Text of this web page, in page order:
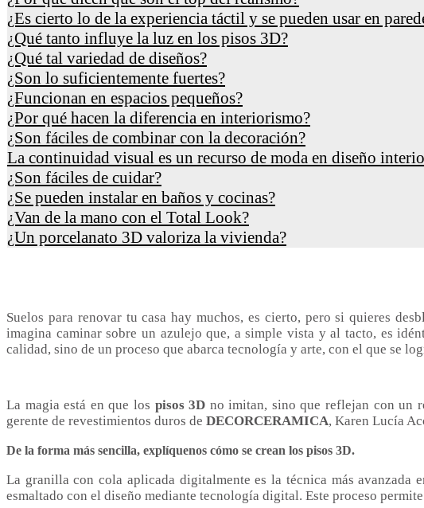
¿Es cierto lo de la experiencia táctil y se pueden usar en
¿Qué tanto influye la luz en los pisos 3D?
¿Qué tal variedad de diseños?
¿Son lo suficientemente fuertes?
¿Funcionan en espacios pequeños?
¿Por qué hacen la diferencia en interiorismo?
¿Son fáciles de combinar con la decoración?
La continuidad visual es un recurso de moda en diseño
¿Son fáciles de cuidar?
¿Se pueden instalar en baños y cocinas?
¿Van de la mano con el Total Look?
¿Un porcelanato 3D valoriza la vivienda?
Suelos para renovar tu casa hay muchos, es cierto, pero si quieres
imagina caminar sobre un azulejo que, a simple vista y al tacto, es
calidad, sino de un proceso que abarca tecnología y arte, con el que se
La magia está en que los pisos 3D no imitan, sino que reflejan con un
gerente de revestimientos duros de DECORCERAMICA, Karen Lucía
De la forma más sencilla, explíquenos cómo se crean los pisos 3D.
La granilla con cola aplicada digitalmente es la técnica más avanzada
esmaltado con el diseño mediante tecnología digital. Este proceso